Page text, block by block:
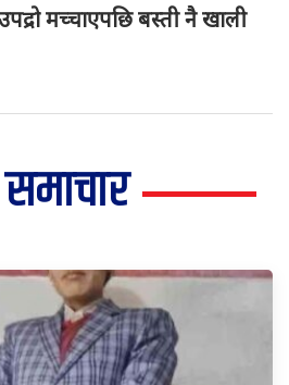
मच्चाएपछि बस्ती नै खाली